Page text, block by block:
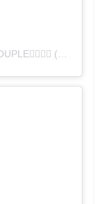
(@nomadarte)